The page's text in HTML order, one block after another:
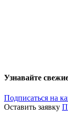
Узнавайте
Подписаться на
Оставить заявку